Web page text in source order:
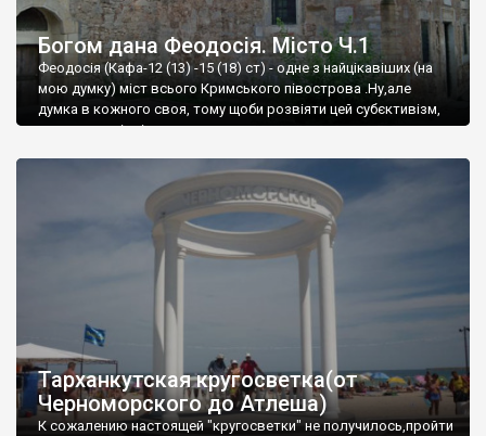
Богом дана Феодосія. Місто Ч.1
Феодосія (Кафа-12 (13) -15 (18) ст) - одне з найцікавіших (на
мою думку) міст всього Кримського півострова .Ну,але
думка в кожного своя, тому щоби розвіяти цей субєктивізм,
запрошую відвідати це
Тарханкутская кругосветка(от
Черноморского до Атлеша)
К сожалению настоящей "кругосветки" не получилось,пройти